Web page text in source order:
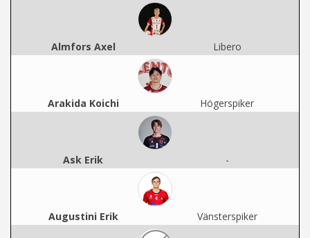
Almfors Axel Libero
Arakida Koichi Högerspiker
Ask Erik -
Augustini Erik Vänsterspiker